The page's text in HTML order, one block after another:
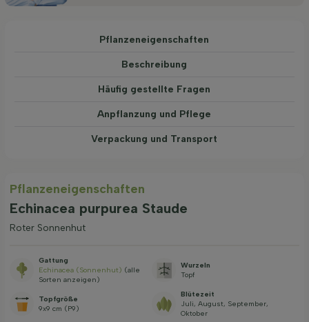
Pflanzeneigenschaften
Beschreibung
Häufig gestellte Fragen
Anpflanzung und Pflege
Verpackung und Transport
Pflanzeneigenschaften
Echinacea purpurea Staude
Roter Sonnenhut
Gattung
Echinacea (Sonnenhut) (alle
Sorten anzeigen)
Wurzeln
Topf
Topfgröße
9x9 cm (P9)
Blütezeit
Juli, August, September,
Oktober